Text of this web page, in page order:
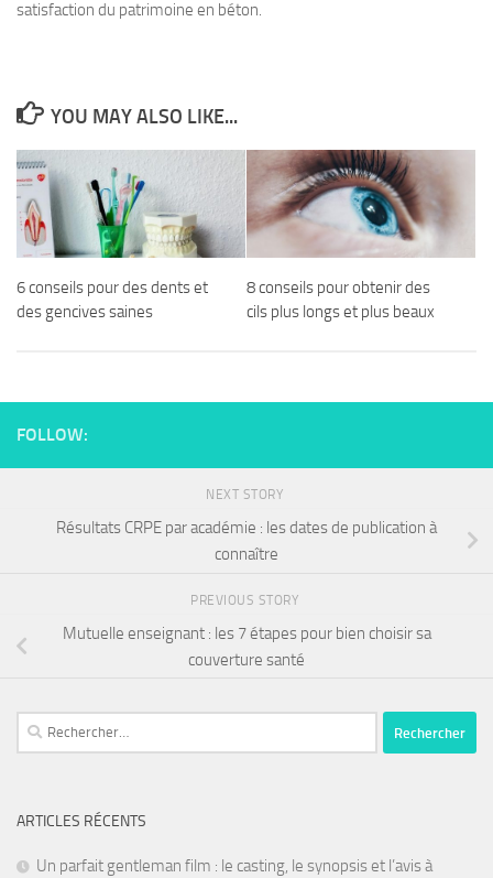
satisfaction du patrimoine en béton.
YOU MAY ALSO LIKE...
6 conseils pour des dents et
des gencives saines
8 conseils pour obtenir des
cils plus longs et plus beaux
FOLLOW:
NEXT STORY
Résultats CRPE par académie : les dates de publication à
connaître
PREVIOUS STORY
Mutuelle enseignant : les 7 étapes pour bien choisir sa
couverture santé
ARTICLES RÉCENTS
Un parfait gentleman film : le casting, le synopsis et l’avis à